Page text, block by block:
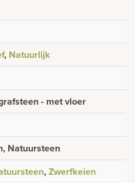
, Natuurlijk
- met vloer
Natuursteen
,Zwerfkeien